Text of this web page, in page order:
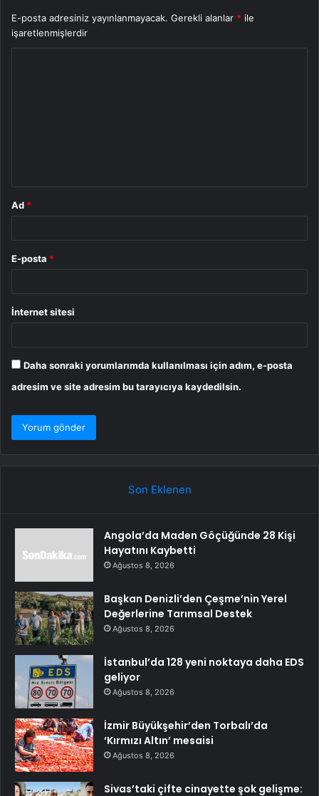
E-posta adresiniz yayınlanmayacak. Gerekli alanlar * ile
işaretlenmişlerdir
Ad *
E-posta *
İnternet sitesi
Daha sonraki yorumlarımda kullanılması için adım, e-posta
adresim ve site adresim bu tarayıcıya kaydedilsin.
Son Eklenen
Angola’da Maden Göçüğünde 28 Kişi
Hayatını Kaybetti
Ağustos 8, 2026
Başkan Denizli’den Çeşme’nin Yerel
Değerlerine Tarımsal Destek
Ağustos 8, 2026
İstanbul’da 128 yeni noktaya daha EDS
geliyor
Ağustos 8, 2026
İzmir Büyükşehir’den Torbalı’da
‘Kırmızı Altın’ mesaisi
Ağustos 8, 2026
Sivas’taki çifte cinayette şok gelişme: